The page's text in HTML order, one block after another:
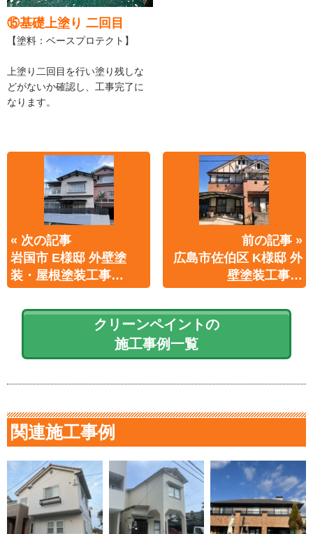
⑮基礎上塗り 二回目
【塗料：ベースプロテクト】
上塗り二回目を行い塗り残しな
どがないか確認し、工事完了に
なります。
« 次の記事
岩国市 E様邸 外壁塗
装・屋根塗装工事…
前の記事 »
広島市佐伯区 K様邸 外
壁塗装工事…
クリーンペイントの
施工事例一覧
関連施工事例